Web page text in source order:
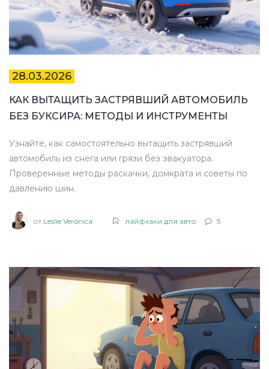
28.03.2026
КАК ВЫТАЩИТЬ ЗАСТРЯВШИЙ АВТОМОБИЛЬ
БЕЗ БУКСИРА: МЕТОДЫ И ИНСТРУМЕНТЫ
Узнайте, как самостоятельно вытащить застрявший
автомобиль из снега или грязи без эвакуатора.
Проверенные методы раскачки, домкрата и советы по
давлению шин.
от Leslie Veronica лайфхаки для авто 5